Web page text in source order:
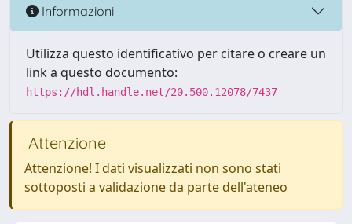
Informazioni
Utilizza questo identificativo per citare o creare un
link a questo documento:
https://hdl.handle.net/20.500.12078/7437
Attenzione
Attenzione! I dati visualizzati non sono stati
sottoposti a validazione da parte dell'ateneo